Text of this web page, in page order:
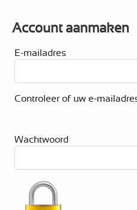
Account aanmaken
E-mailadres
Controleer of uw e-
Wachtwoord